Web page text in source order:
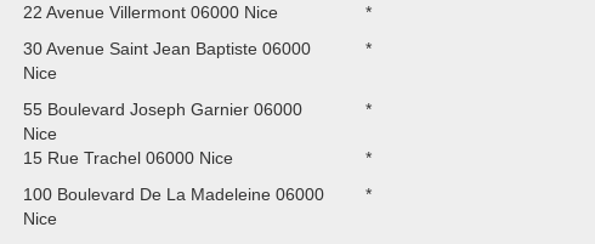
22 Avenue Villermont 06000 Nice
*
30 Avenue Saint Jean Baptiste 06000
Nice
*
55 Boulevard Joseph Garnier 06000
Nice
*
15 Rue Trachel 06000 Nice
*
100 Boulevard De La Madeleine 06000
Nice
*